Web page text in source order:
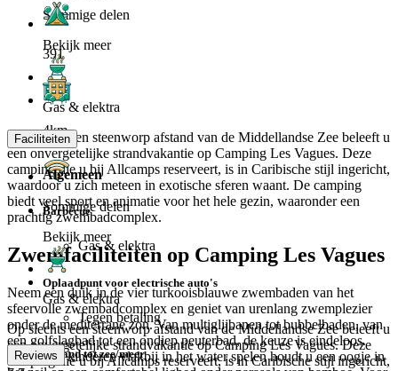
Sommige delen
Bekijk meer
Gas & elektra
Op slechts een steenworp afstand van de Middellandse Zee beleeft u
een onvergetelijke strandvakantie op Camping Les Vagues. Deze
camping die u bij Allcamps reserveert, is in Caribische stijl ingericht,
waardoor u zich meteen in exotische sferen waant. De camping
biedt veel sport en animatie voor het hele gezin, waaronder een
prachtig zwembadcomplex.
Zwemfaciliteiten op Camping Les Vagues
Neem een duik in de vier turkooisblauwe zwembaden van het
sfeervolle zwembadcomplex en geniet van urenlang zwemplezier
onder de mediterrane zon. Van multiglijbanen tot bubbelbaden, van
een golfslagbad tot een ondiep peuterbad, de keuze is eindeloos.
Terwijl de kinderen vlakbij in het water spelen houdt u een oogje in
391
4km
Sommige delen
Bekijk meer
Gas & elektra
Op slechts een steenworp afstand van de Middellandse Zee beleeft u
een onvergetelijke strandvakantie op Camping Les Vagues. Deze
camping die u bij Allcamps reserveert, is in Caribische stijl ingericht,
Faciliteiten
Algemeen
Barbecue
Gas & elektra
Oplaadpunt voor electrische auto's
Tegen betaling
Afstand tot zee/meer
Reviews